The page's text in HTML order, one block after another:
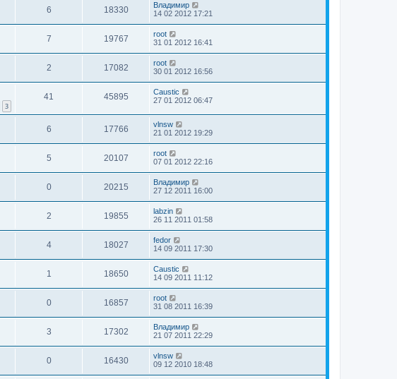
6 18330
Владимир
14 02 2012 17:21
7 19767
root
31 01 2012 16:41
2 17082
root
30 01 2012 16:56
3
41 45895
Caustic
27 01 2012 06:47
6 17766
vlnsw
21 01 2012 19:29
5 20107
root
07 01 2012 22:16
0 20215
Владимир
27 12 2011 16:00
2 19855
labzin
26 11 2011 01:58
4 18027
fedor
14 09 2011 17:30
1 18650
Caustic
14 09 2011 11:12
0 16857
root
31 08 2011 16:39
3 17302
Владимир
21 07 2011 22:29
0 16430
vlnsw
09 12 2010 18:48